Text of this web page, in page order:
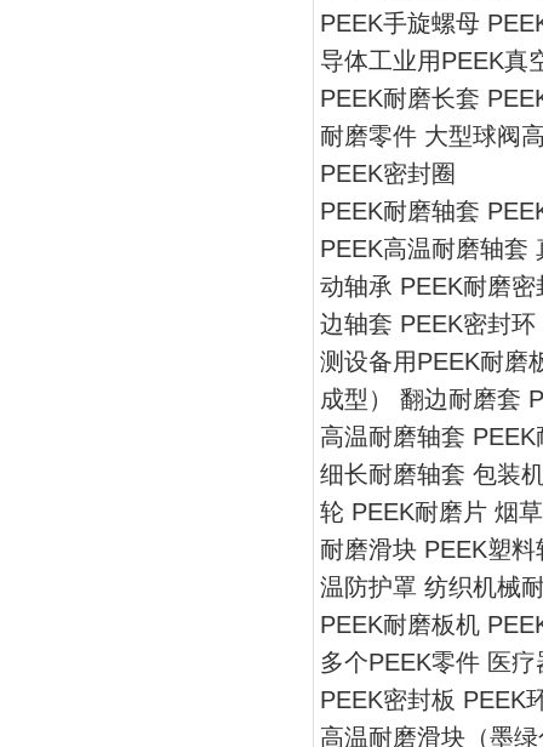
PEEK手旋螺母
导体工业用PEEK真
PEEK耐磨长套
耐磨零件 大型球阀
PEEK密封圈
PEEK耐磨轴套
PEEK高温耐磨轴套
动轴承 PEEK耐磨
边轴套 PEEK密封
测设备用PEEK耐磨
成型） 翻边耐磨套
高温耐磨轴套
细长耐磨轴套 包装
轮 PEEK耐磨片 烟
耐磨滑块 PEEK塑
温防护罩 纺织机械
PEEK耐磨板机
多个PEEK零件 医
PEEK密封板 PEEK
高温耐磨滑块（墨